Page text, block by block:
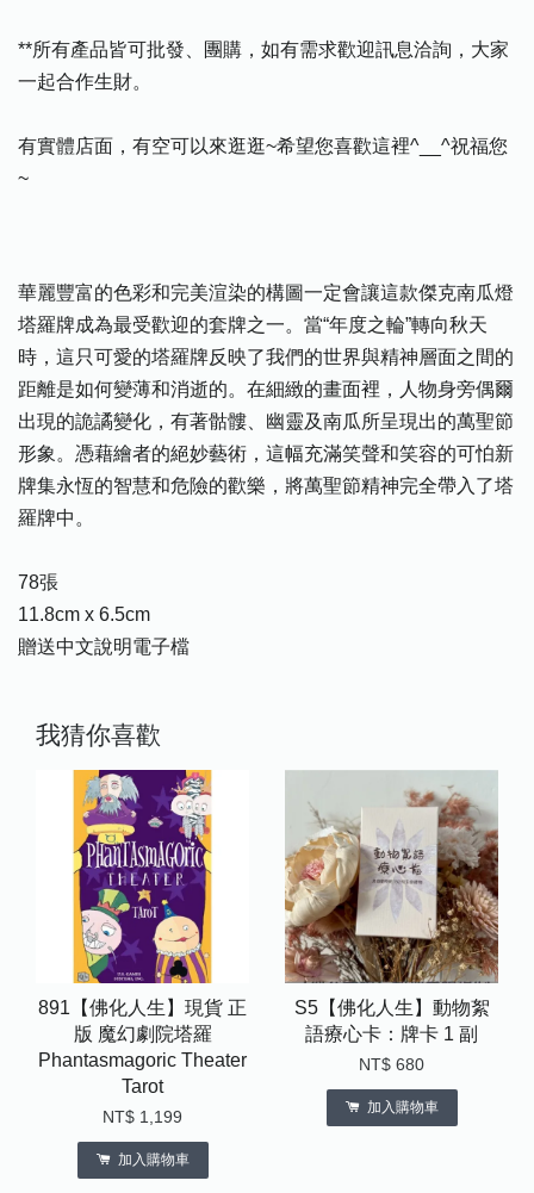
**所有產品皆可批發、團購，如有需求歡迎訊息洽詢，大家
一起合作生財。
有實體店面，有空可以來逛逛~希望您喜歡這裡^__^祝福您
~
華麗豐富的色彩和完美渲染的構圖一定會讓這款傑克南瓜燈
塔羅牌成為最受歡迎的套牌之一。當“年度之輪”轉向秋天
時，這只可愛的塔羅牌反映了我們的世界與精神層面之間的
距離是如何變薄和消逝的。在細緻的畫面裡，人物身旁偶爾
出現的詭譎變化，有著骷髏、幽靈及南瓜所呈現出的萬聖節
形象。憑藉繪者的絕妙藝術，這幅充滿笑聲和笑容的可怕新
牌集永恆的智慧和危險的歡樂，將萬聖節精神完全帶入了塔
羅牌中。
78張
11.8cm x 6.5cm
贈送中文說明電子檔
我猜你喜歡
891【佛化人生】現貨 正
版 魔幻劇院塔羅
Phantasmagoric Theater
Tarot
NT$ 1,199
加入購物車
S5【佛化人生】動物絮
語療心卡：牌卡 1 副
NT$ 680
加入購物車